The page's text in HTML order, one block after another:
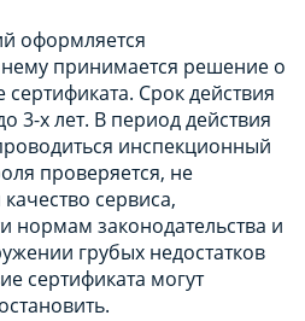
оформляется
принимается решение о
сертификата. Срок действия
3-х лет. В период действия
инспекционный
проверяется, не
сервиса,
нормам законодательства и
грубых недостатков
сертификата могут